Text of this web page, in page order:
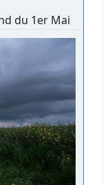
du 1er Mai